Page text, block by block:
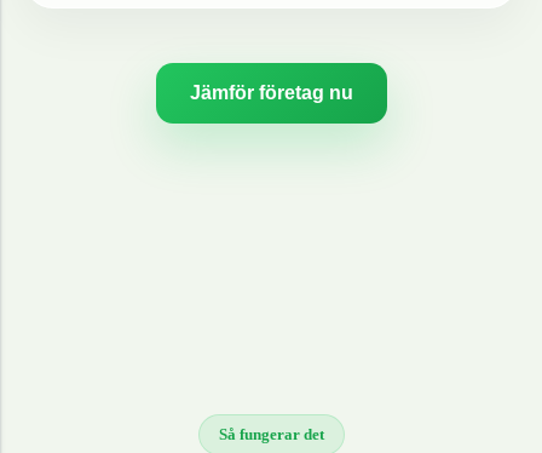
Jämför företag nu
Så fungerar det